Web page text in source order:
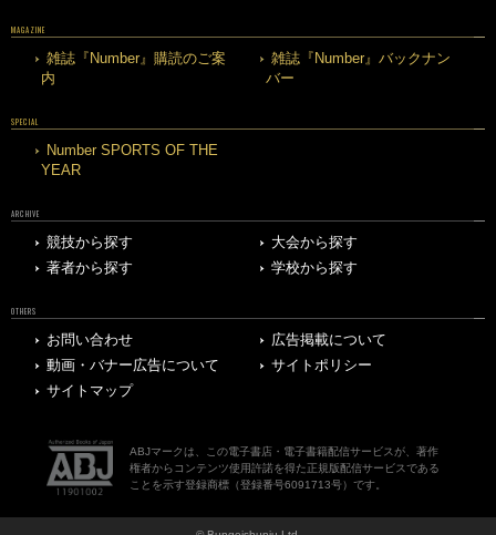
MAGAZINE
雑誌『Number』購読のご案
内
雑誌『Number』バックナン
バー
SPECIAL
Number SPORTS OF THE
YEAR
ARCHIVE
競技から探す
大会から探す
著者から探す
学校から探す
OTHERS
お問い合わせ
広告掲載について
動画・バナー広告について
サイトポリシー
サイトマップ
ABJマークは、この電子書店・電子書籍配信サービスが、著作
権者からコンテンツ使用許諾を得た正規版配信サービスである
ことを示す登録商標（登録番号6091713号）です。